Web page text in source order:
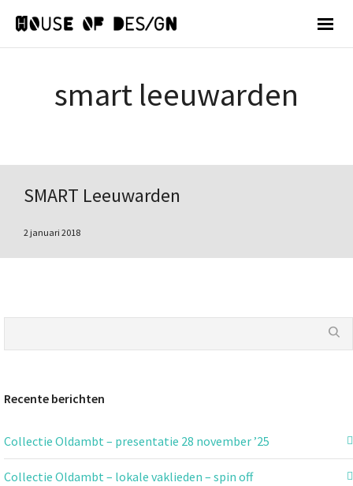
smart leeuwarden
SMART Leeuwarden
2 januari 2018
Recente berichten
Collectie Oldambt – presentatie 28 november ’25
Collectie Oldambt – lokale vaklieden – spin off